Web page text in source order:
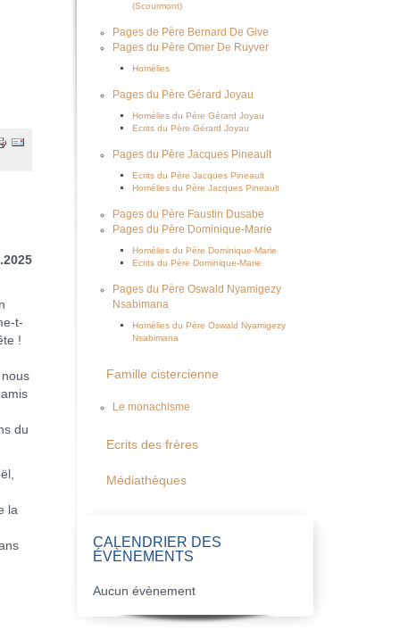
t-
!
du
la
(Scourmont)
Pages de Père Bernard De Give
Pages du Père Omer De Ruyver
Homélies
Pages du Père Gérard Joyau
Homélies du Père Gérard Joyau
Ecrits du Père Gérard Joyau
Pages du Père Jacques Pineault
Ecrits du Père Jacques Pineault
Homélies du Père Jacques Pineault
Pages du Père Faustin Dusabe
Pages du Père Dominique-Marie
Homélies du Père Dominique-Marie
Ecrits du Père Dominique-Marie
Pages du Père Oswald Nyamigezy
Nsabimana
Homélies du Père Oswald Nyamigezy
Nsabimana
Famille cistercienne
Le monachisme
Ecrits des frères
Médiathèques
CALENDRIER DES
ÉVÈNEMENTS
Aucun évènement